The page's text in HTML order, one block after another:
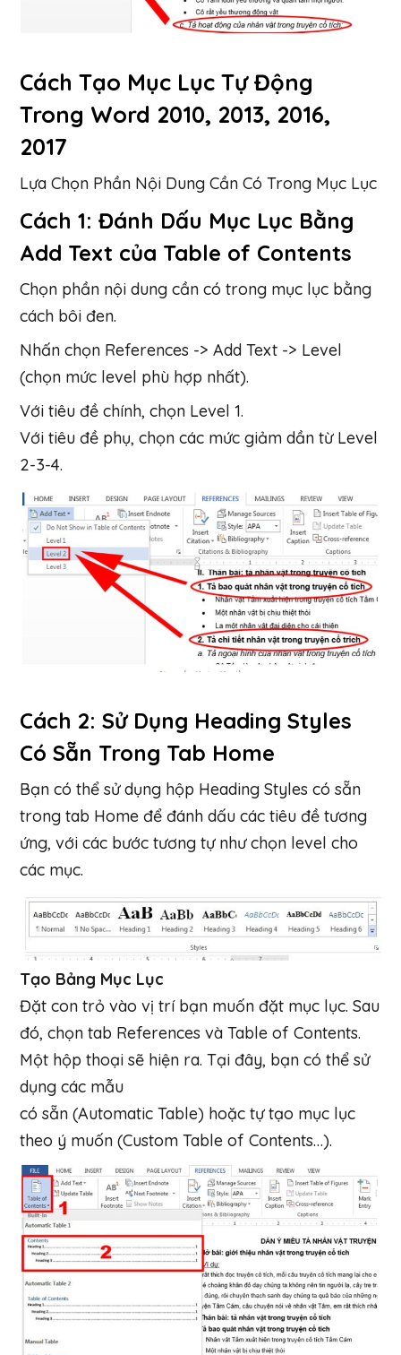
Cách Tạo Mục Lục Tự Động
Trong Word 2010, 2013, 2016,
2017
Lựa Chọn Phần Nội Dung Cần Có Trong Mục Lục
Cách 1: Đánh Dấu Mục Lục Bằng
Add Text của Table of Contents
Chọn phần nội dung cần có trong mục lục bằng
cách bôi đen.
Nhấn chọn References -> Add Text -> Level
(chọn mức level phù hợp nhất).
Với tiêu đề chính, chọn Level 1.
Với tiêu đề phụ, chọn các mức giảm dần từ Level
2-3-4.
Cách 2: Sử Dụng Heading Styles
Có Sẵn Trong Tab Home
Bạn có thể sử dụng hộp Heading Styles có sẵn
trong tab Home để đánh dấu các tiêu đề tương
ứng, với các bước tương tự như chọn level cho
các mục.
Tạo Bảng Mục Lục
Đặt con trỏ vào vị trí bạn muốn đặt mục lục. Sau
đó, chọn tab References và Table of Contents.
Một hộp thoại sẽ hiện ra. Tại đây, bạn có thể sử
dụng các mẫu
có sẵn (Automatic Table) hoặc tự tạo mục lục
theo ý muốn (Custom Table of Contents…).